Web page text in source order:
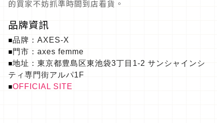
的買家不妨抓準時間到店看貨。
品牌資訊
■品牌 ： AXES-X
■門市 ： axes femme
■地址：東京都豊島区東池袋3丁目 1-2 サンシャインシ
ティ専門街アルパ1F
■OFFICIAL SITE